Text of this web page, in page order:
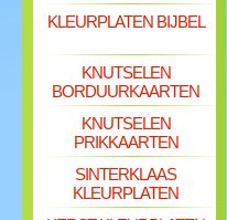
KLEURPLATEN BIJBEL
KNUTSELEN
BORDUURKAARTEN
KNUTSELEN
PRIKKAARTEN
SINTERKLAAS
KLEURPLATEN